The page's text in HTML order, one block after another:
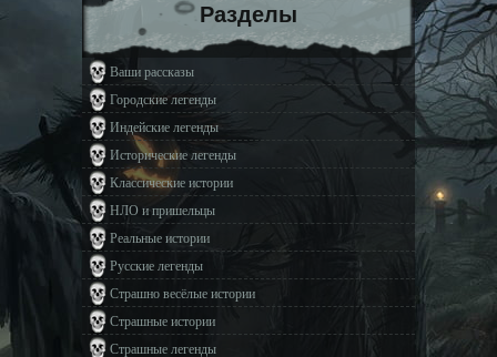
Разделы
Ваши рассказы
Городские легенды
Индейские легенды
Исторические легенды
Классические истории
НЛО и пришельцы
Реальные истории
Русские легенды
Страшно весёлые истории
Страшные истории
Страшные легенды